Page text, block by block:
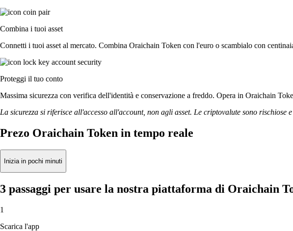
Combina i tuoi asset
Connetti i tuoi asset al mercato. Combina Oraichain Token con l'euro o scambialo con
Proteggi il tuo conto
Massima sicurezza con verifica dell'identità e conservazione a freddo. Opera in Oraichain
La sicurezza si riferisce all'accesso all'account, non agli asset. Le criptovalute sono
Prezo Oraichain Token in tempo reale
Inizia in pochi minuti
3 passaggi per usare la nostra piattaforma di Oraichain
1
Scarica l'app